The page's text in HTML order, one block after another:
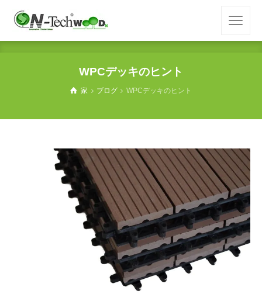
WPCデッキのヒント
家 ブログ WPCデッキのヒント